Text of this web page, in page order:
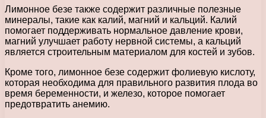
Лимонное безе также содержит различные полезные
минералы, такие как калий, магний и кальций. Калий
помогает поддерживать нормальное давление крови,
магний улучшает работу нервной системы, а кальций
является строительным материалом для костей и зубов.
Кроме того, лимонное безе содержит фолиевую кислоту,
которая необходима для правильного развития плода во
время беременности, и железо, которое помогает
предотвратить анемию.